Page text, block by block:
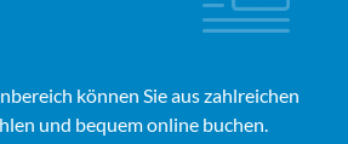
können Sie aus zahlreichen
und bequem online buchen.